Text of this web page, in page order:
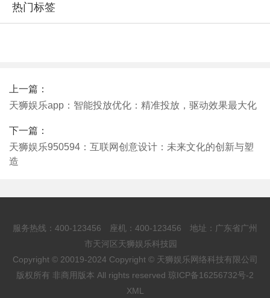
热门标签
上一篇：
天狮娱乐app：智能投放优化：精准投放，驱动效果最大化
下一篇：
天狮娱乐950594：互联网创意设计：未来文化的创新与塑
造
服务热线：400-123456 座机：400-123456 地址：广东省广州
市天河区天狮娱乐科技园
Copyright © 20019-2024 Copyright © 天狮娱乐网络科技有限公司
版权所有 非商用版本 All rights reserved 琼ICP备16256732号-2
XML